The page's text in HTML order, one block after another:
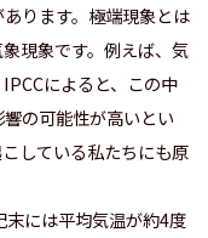
ります。極端現象とは
現象です。例えば、気
によると、この中
の可能性が高いとい
している私たちにも原
には平均気温が約4度